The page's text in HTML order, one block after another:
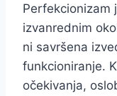
Perfekcionizam
izvanrednim
ni savršena
funkcioniranje.
očekivanja,